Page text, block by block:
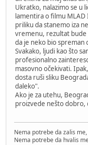
Ukratko, nalazimo se u
lamentira o filmu MLAD
priliku da stanemo iza
vremenu, rezultat bude
da je neko bio spreman
Svakako, ljudi kao što
profesionalno
masovno očekivati.
dosta ruši sliku
daleko".
Ako je za utehu,
proizvede nešto dobro,
Nema potrebe da zalis
Nema potrebe da hvalis